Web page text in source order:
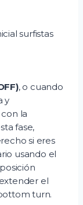
, o cuando
y
la
fase,
si eres
usando el
el
turn.